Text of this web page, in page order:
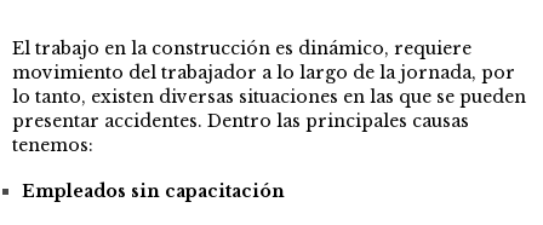
El trabajo en la construcción es dinámico, requiere
movimiento del trabajador a lo largo de la jornada, por
lo tanto, existen diversas situaciones en las que se pueden
presentar accidentes. Dentro las principales causas
tenemos:
Empleados sin capacitación